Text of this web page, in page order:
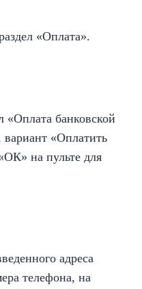
«Оплата».
«Оплата банковской
вариант «Оплатить
на пульте для
адреса
телефона, на